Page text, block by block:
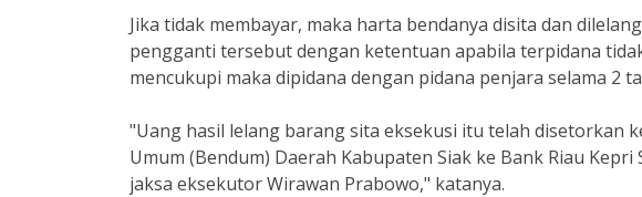
Jika tidak membayar, maka harta bendanya disita dan
pengganti tersebut dengan ketentuan apabila terpidana
mencukupi maka dipidana dengan pidana penjara selama 2
"Uang hasil lelang barang sita eksekusi itu telah disetorkan
Umum (Bendum) Daerah Kabupaten Siak ke Bank Riau
jaksa eksekutor Wirawan Prabowo," katanya.